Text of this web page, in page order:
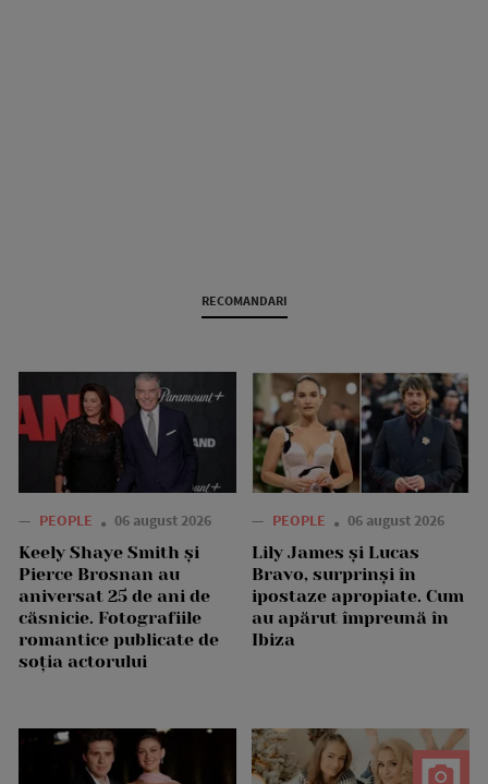
RECOMANDARI
— PEOPLE 06 august 2026
Keely Shaye Smith și
Pierce Brosnan au
aniversat 25 de ani de
căsnicie. Fotografiile
romantice publicate de
soția actorului
— PEOPLE 06 august 2026
Lily James și Lucas
Bravo, surprinși în
ipostaze apropiate. Cum
au apărut împreună în
Ibiza